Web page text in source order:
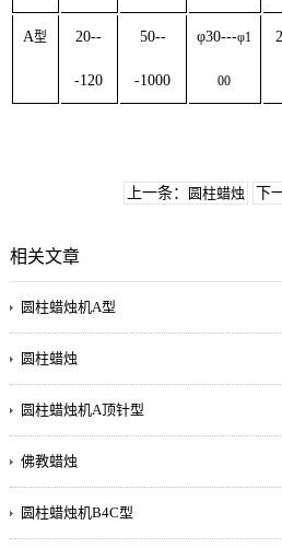
A型 20--
-120
50--
-1000
φ30---φ1
00
上一条： 圆柱蜡烛 下
相关文章
圆柱蜡烛机A型
圆柱蜡烛
圆柱蜡烛机A顶针型
佛教蜡烛
圆柱蜡烛机B4C型